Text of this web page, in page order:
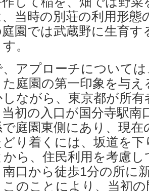
当時の別荘の利用形態
園では武蔵野に生育す
。
アプローチについては
庭園の第一印象を与
しながら、東京都が所
初の入口が国分寺駅南
庭園東側にあり、現在
り着くには、坂道を
から、住民利用を考慮
南口から徒歩1分の所に
のことにより、当初